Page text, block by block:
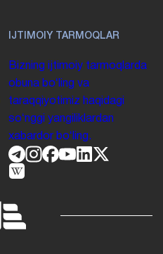
IJTIMOIY TARMOQLAR
Bizning ijtimoiy tarmoqlarda
obuna boʻling va
taraqqiyotimiz haqidagi
soʻnggi yangiliklardan
xabardor boʻling.